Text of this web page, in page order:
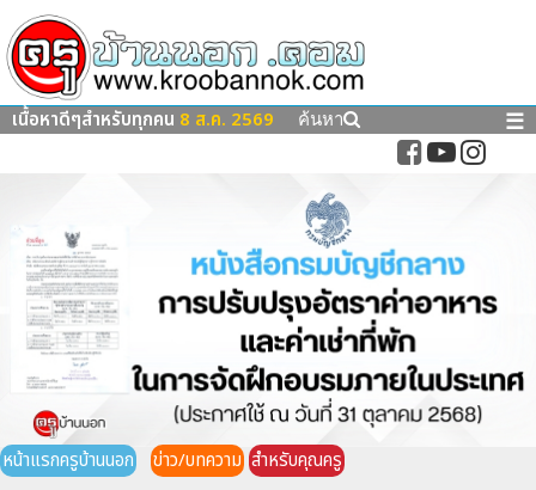
เนื้อหาดีๆสำหรับทุกคน 8 ส.ค. 2569 ค้นหา ☰
หน้าแรกครูบ้านนอก ข่าว/บทความ สำหรับคุณครู